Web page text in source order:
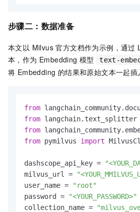
步骤二： 数据准备
本文以 Milvus 官方文档作为示例，通过
本，作为 Embedding 模型
text-
将 Embedding 的结果和原始文本一起插
from
from langchain.text_splitter
from
from pymilvus import
dashscope_api_key =
milvus_url =
user_name =
"root"
password =
"<YOUR_PASSWORD>"
collection_name =